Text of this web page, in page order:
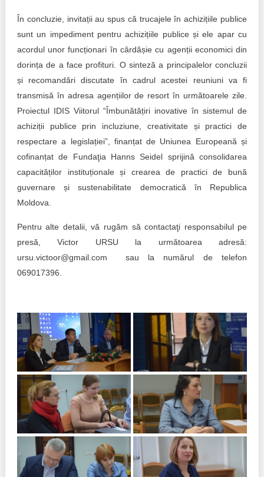
În concluzie, invitații au spus că trucajele în achizițiile publice
sunt un impediment pentru achizițiile publice și ele apar cu
acordul unor funcționari în cârdășie cu agenții economici din
dorința de a face profituri. O sinteză a principalelor concluzii
și recomandări discutate în cadrul acestei reuniuni va fi
transmisă în adresa agențiilor de resort în următoarele zile.
Proiectul IDIS Viitorul “Îmbunătățiri inovative în sistemul de
achiziții publice prin incluziune, creativitate și practici de
respectare a legislației”, finanțat de Uniunea Europeană și
cofinanțat de Fundaţia Hanns Seidel sprijină consolidarea
capacităților instituționale și crearea de practici de bună
guvernare și sustenabilitate democratică în Republica
Moldova.
Pentru alte detalii, vă rugăm să contactaţi responsabilul pe
presă, Victor URSU la următoarea adresă:
ursu.victoor@gmail.com sau la numărul de telefon
069017396.